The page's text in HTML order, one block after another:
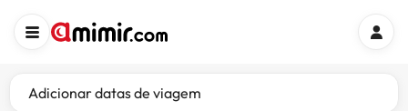
Adicionar datas de viagem